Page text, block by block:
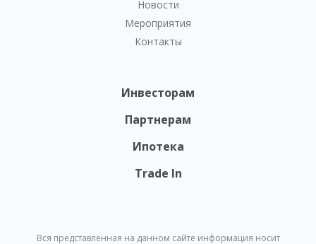
Новости
Мероприятия
Контакты
Инвесторам
Партнерам
Ипотека
Trade In
Вся представленная на данном сайте информация носит